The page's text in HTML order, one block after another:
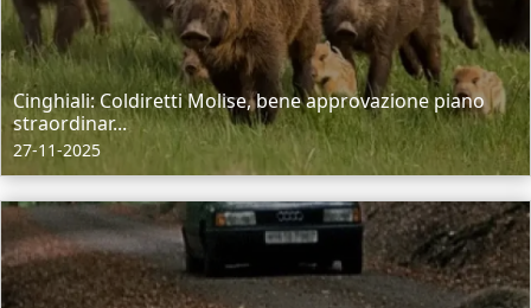
Cinghiali: Coldiretti Molise, bene approvazione piano
straordinar...
27-11-2025